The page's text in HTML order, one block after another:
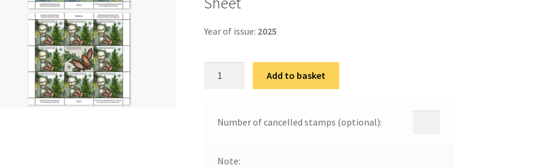
Year of issue: 2025
quantity
Add to basket
Number of cancelled stamps (optional):
Note: